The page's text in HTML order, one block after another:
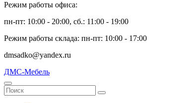
Режим работы офиса:
пн-пт: 10:00 - 20:00, сб.: 11:00 - 19:00
Режим работы склада: пн-пт: 10:00 - 17:00
dmsadko@yandex.ru
ДМС-Мебель